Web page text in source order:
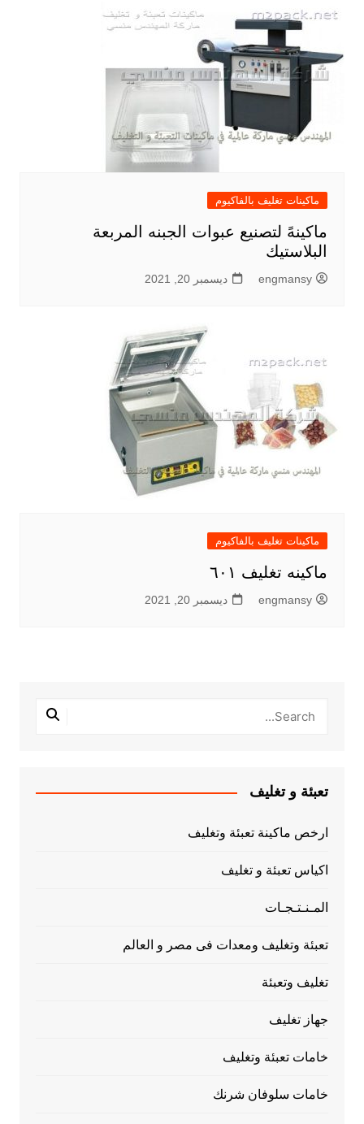
ماكينات تغليف بالفاكيوم
ماكينهً لتصنيع عبوات الجبنه المربعة
البلاستيك
engmansy ديسمبر 20, 2021
ماكينات تغليف بالفاكيوم
ماكينه تغليف ٦٠١
engmansy ديسمبر 20, 2021
تعبئة و تغليف
ارخص ماكينة تعبئة وتغليف
اكياس تعبئة و تغليف
المـنـتـجـات
تعبئة وتغليف ومعدات فى مصر و العالم
تغليف وتعبئة
جهاز تغليف
خامات تعبئة وتغليف
خامات سلوفان شرنك